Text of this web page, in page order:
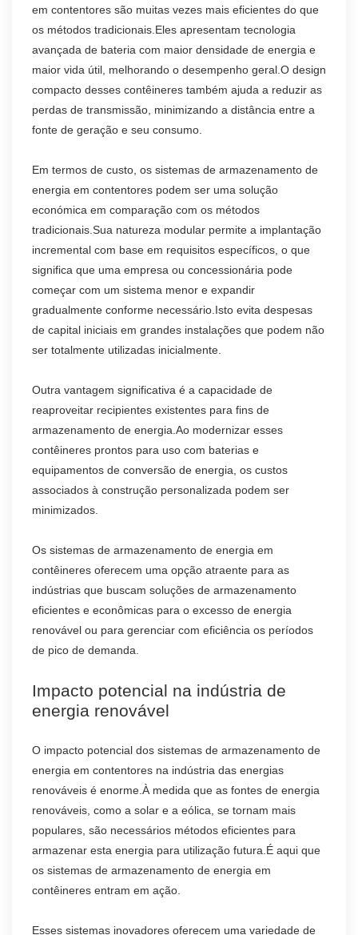
em contentores são muitas vezes mais eficientes do que
os métodos tradicionais.Eles apresentam tecnologia
avançada de bateria com maior densidade de energia e
maior vida útil, melhorando o desempenho geral.O design
compacto desses contêineres também ajuda a reduzir as
perdas de transmissão, minimizando a distância entre a
fonte de geração e seu consumo.
Em termos de custo, os sistemas de armazenamento de
energia em contentores podem ser uma solução
económica em comparação com os métodos
tradicionais.Sua natureza modular permite a implantação
incremental com base em requisitos específicos, o que
significa que uma empresa ou concessionária pode
começar com um sistema menor e expandir
gradualmente conforme necessário.Isto evita despesas
de capital iniciais em grandes instalações que podem não
ser totalmente utilizadas inicialmente.
Outra vantagem significativa é a capacidade de
reaproveitar recipientes existentes para fins de
armazenamento de energia.Ao modernizar esses
contêineres prontos para uso com baterias e
equipamentos de conversão de energia, os custos
associados à construção personalizada podem ser
minimizados.
Os sistemas de armazenamento de energia em
contêineres oferecem uma opção atraente para as
indústrias que buscam soluções de armazenamento
eficientes e econômicas para o excesso de energia
renovável ou para gerenciar com eficiência os períodos
de pico de demanda.
Impacto potencial na indústria de
energia renovável
O impacto potencial dos sistemas de armazenamento de
energia em contentores na indústria das energias
renováveis é enorme.À medida que as fontes de energia
renováveis, como a solar e a eólica, se tornam mais
populares, são necessários métodos eficientes para
armazenar esta energia para utilização futura.É aqui que
os sistemas de armazenamento de energia em
contêineres entram em ação.
Esses sistemas inovadores oferecem uma variedade de